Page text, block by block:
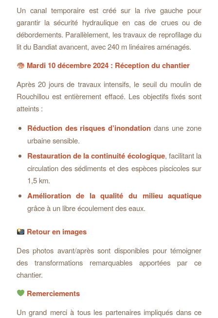
Un canal temporaire est créé sur la rive gauche pour
garantir la sécurité hydraulique en cas de crues ou de
débordements. Parallèlement, les travaux de reprofilage du
lit du Bandiat avancent, avec 240 m linéaires aménagés.
Mardi 10 décembre 2024 : Réception du chantier
Après 20 jours de travaux intensifs, le seuil du moulin de
Rouchillou est entièrement effacé. Les objectifs fixés sont
atteints :
Réduction des risques d’inondation dans une zone
urbaine sensible.
Restauration de la continuité écologique, facilitant la
circulation des sédiments et des espèces piscicoles sur
1,5 km.
Amélioration de la qualité du milieu aquatique
grâce à un libre écoulement des eaux.
Retour en images
Des photos avant/après sont disponibles pour témoigner
des transformations remarquables apportées par ce
chantier.
Remerciements
Un grand merci à tous les partenaires impliqués dans ce